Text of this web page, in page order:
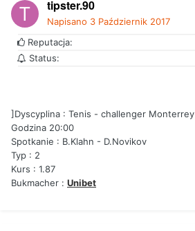
tipster.90
Napisano 3 Październik 2017
Reputacja:
Status:
]Dyscyplina : Tenis - challenger Monterrey
Godzina 20:00
Spotkanie : B.Klahn - D.Novikov
Typ : 2
Kurs : 1.87
Bukmacher : Unibet